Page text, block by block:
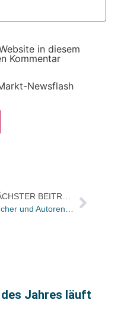
in diesem
Kommentar
Newsflash
des Jahres läuft